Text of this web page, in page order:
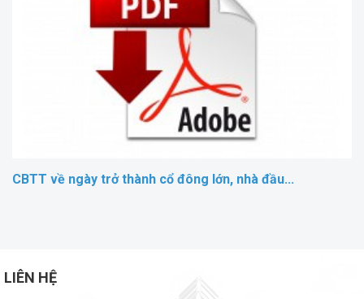
CBTT về ngày trở thành cổ đông lớn, nhà đầu...
LIÊN HỆ